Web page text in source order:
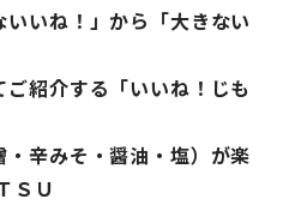
いね！」から「大きない
紹介する「いいね！じも
辛みそ・醤油・塩）が楽
ＳＵ